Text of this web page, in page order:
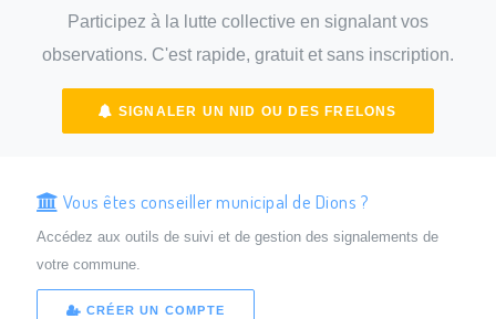
Participez à la lutte collective en signalant vos
observations. C'est rapide, gratuit et sans inscription.
SIGNALER UN NID OU DES FRELONS
Vous êtes conseiller municipal de Dions ?
Accédez aux outils de suivi et de gestion des signalements de
votre commune.
CRÉER UN COMPTE